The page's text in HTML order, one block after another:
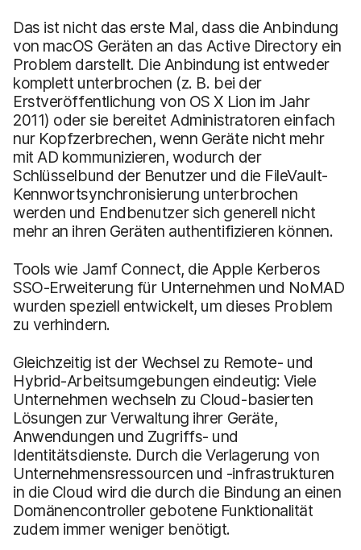
Das ist nicht das erste Mal, dass die Anbindung
von macOS Geräten an das Active Directory ein
Problem darstellt. Die Anbindung ist entweder
komplett unterbrochen (z. B. bei der
Erstveröffentlichung von OS X Lion im Jahr
2011) oder sie bereitet Administratoren einfach
nur Kopfzerbrechen, wenn Geräte nicht mehr
mit AD kommunizieren, wodurch der
Schlüsselbund der Benutzer und die FileVault-
Kennwortsynchronisierung unterbrochen
werden und Endbenutzer sich generell nicht
mehr an ihren Geräten authentifizieren können.
Tools wie Jamf Connect, die Apple Kerberos
SSO-Erweiterung für Unternehmen und NoMAD
wurden speziell entwickelt, um dieses Problem
zu verhindern.
Gleichzeitig ist der Wechsel zu Remote- und
Hybrid-Arbeitsumgebungen eindeutig: Viele
Unternehmen wechseln zu Cloud-basierten
Lösungen zur Verwaltung ihrer Geräte,
Anwendungen und Zugriffs- und
Identitätsdienste. Durch die Verlagerung von
Unternehmensressourcen und -infrastrukturen
in die Cloud wird die durch die Bindung an einen
Domänencontroller gebotene Funktionalität
zudem immer weniger benötigt.